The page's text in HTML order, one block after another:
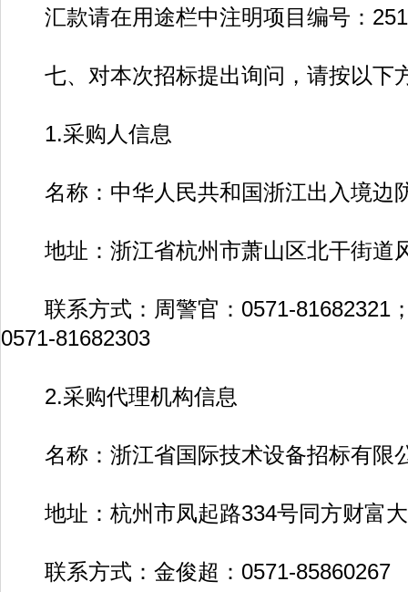
汇款请在用途栏中注明项目编号：
七、对本次招标提出询问，请按以下
1.采购人信息
名称：中华人民共和国浙江出入境边
地址：浙江省杭州市萧山区北干街道
联系方式：周警官：0571-81682321
0571-81682303
2.采购代理机构信息
名称：浙江省国际技术设备招标有限
地址：杭州市凤起路334号同方财富
联系方式：金俊超：0571-85860267